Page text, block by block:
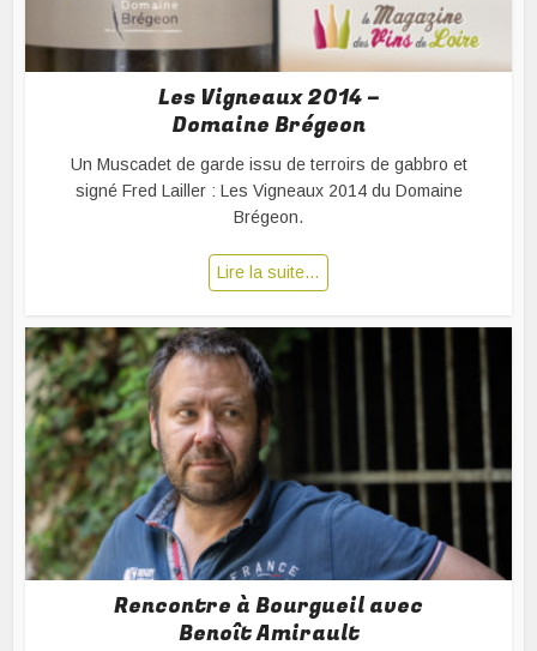
Les Vigneaux 2014 –
Domaine Brégeon
Un Muscadet de garde issu de terroirs de gabbro et
signé Fred Lailler : Les Vigneaux 2014 du Domaine
Brégeon.
Lire la suite…
Rencontre à Bourgueil avec
Benoît Amirault